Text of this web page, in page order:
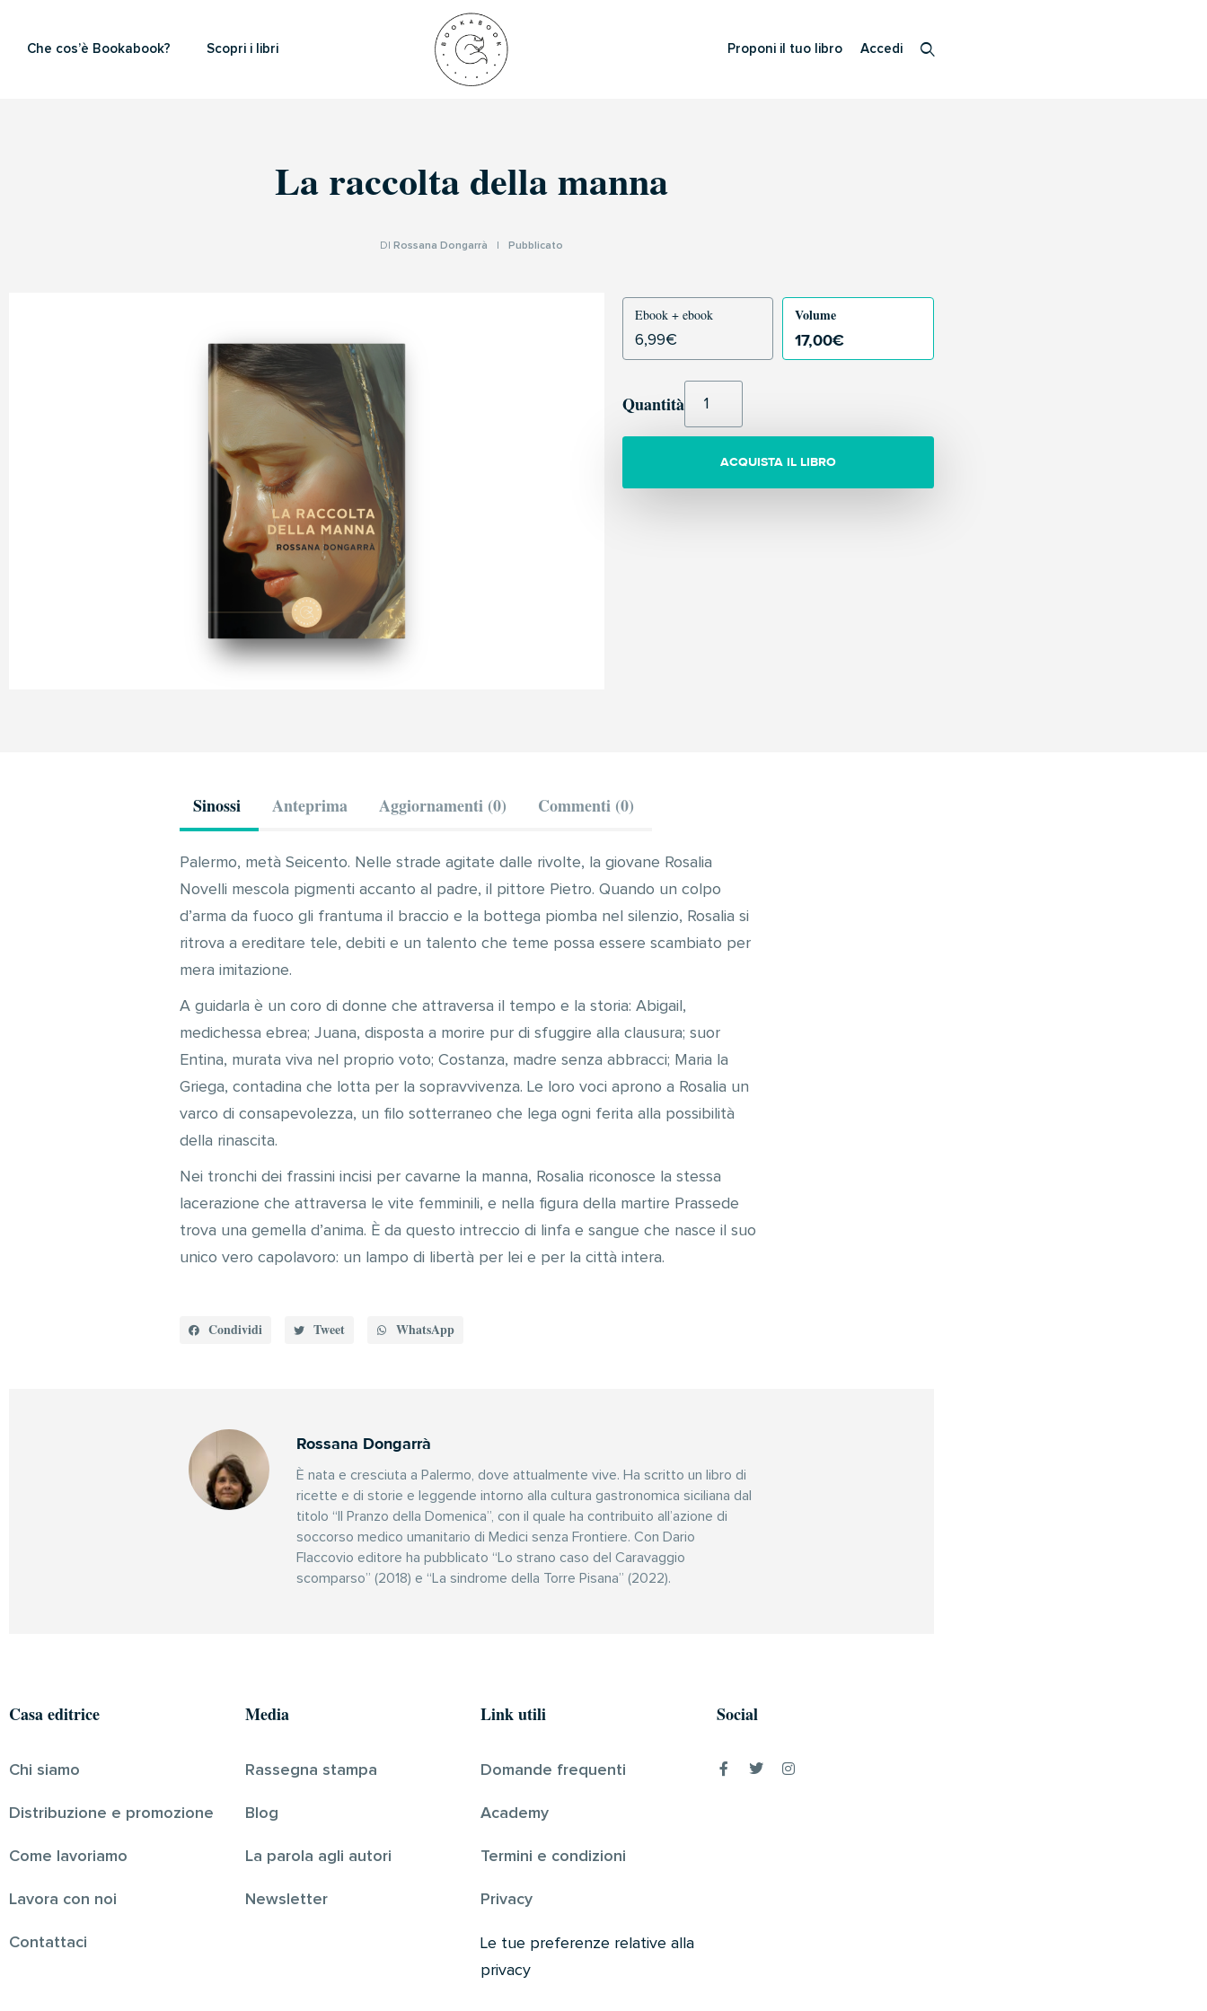
Che cos’è Bookabook? Scopri i libri Proponi il tuo libro Accedi
La raccolta della manna
DI Rossana Dongarrà Pubblicato
Ebook + ebook
6,99€
Volume
17,00€
Quantità
ACQUISTA IL LIBRO
Sinossi Anteprima Aggiornamenti (0) Commenti (0)
Palermo, metà Seicento. Nelle strade agitate dalle rivolte, la giovane Rosalia
Novelli mescola pigmenti accanto al padre, il pittore Pietro. Quando un colpo
d’arma da fuoco gli frantuma il braccio e la bottega piomba nel silenzio, Rosalia si
ritrova a ereditare tele, debiti e un talento che teme possa essere scambiato per
mera imitazione.
A guidarla è un coro di donne che attraversa il tempo e la storia: Abigail,
medichessa ebrea; Juana, disposta a morire pur di sfuggire alla clausura; suor
Entina, murata viva nel proprio voto; Costanza, madre senza abbracci; Maria la
Griega, contadina che lotta per la sopravvivenza. Le loro voci aprono a Rosalia un
varco di consapevolezza, un filo sotterraneo che lega ogni ferita alla possibilità
della rinascita.
Nei tronchi dei frassini incisi per cavarne la manna, Rosalia riconosce la stessa
lacerazione che attraversa le vite femminili, e nella figura della martire Prassede
trova una gemella d’anima. È da questo intreccio di linfa e sangue che nasce il suo
unico vero capolavoro: un lampo di libertà per lei e per la città intera.
Condividi Tweet WhatsApp
Rossana Dongarrà
È nata e cresciuta a Palermo, dove attualmente vive. Ha scritto un libro di
ricette e di storie e leggende intorno alla cultura gastronomica siciliana dal
titolo “Il Pranzo della Domenica”, con il quale ha contribuito all’azione di
soccorso medico umanitario di Medici senza Frontiere. Con Dario
Flaccovio editore ha pubblicato “Lo strano caso del Caravaggio
scomparso” (2018) e “La sindrome della Torre Pisana” (2022).
Casa editrice
Chi siamo
Distribuzione e promozione
Come lavoriamo
Lavora con noi
Contattaci
Media
Rassegna stampa
Blog
La parola agli autori
Newsletter
Link utili
Domande frequenti
Academy
Termini e condizioni
Privacy
Le tue preferenze relative alla
privacy
Social